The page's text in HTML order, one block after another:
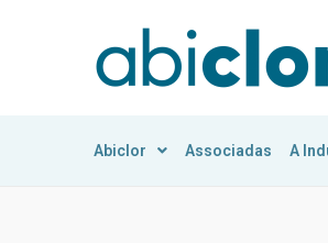
Abiclor Associadas A